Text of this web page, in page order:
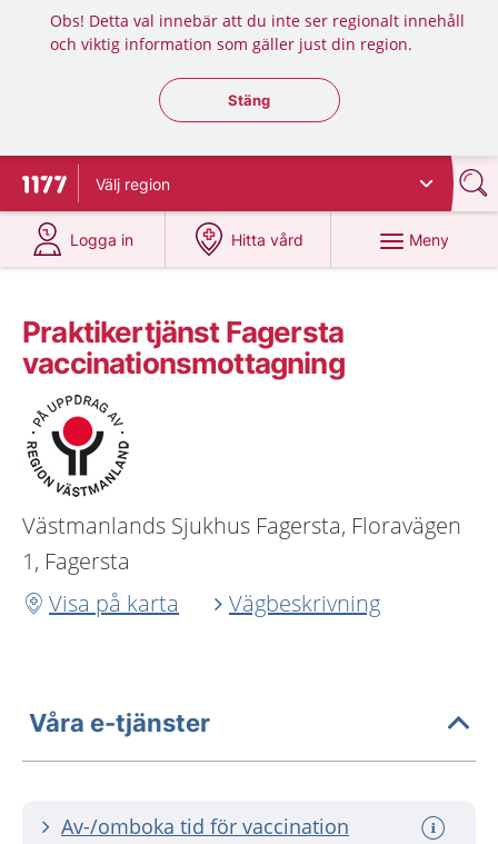
Obs! Detta val innebär att du inte ser regionalt innehåll
och viktig information som gäller just din region.
Stäng regionsväljaren
Stäng
Till startsidan för 1177
Välj region
Logga in
på 1177.se
Hitta vård
på 1177.se
Meny
Praktikertjänst Fagersta
vaccinationsmottagning
Västmanlands Sjukhus Fagersta, Floravägen
1, Fagersta
Visa på karta
Vägbeskrivning
Våra e-tjänster
Av-/omboka tid för vaccination